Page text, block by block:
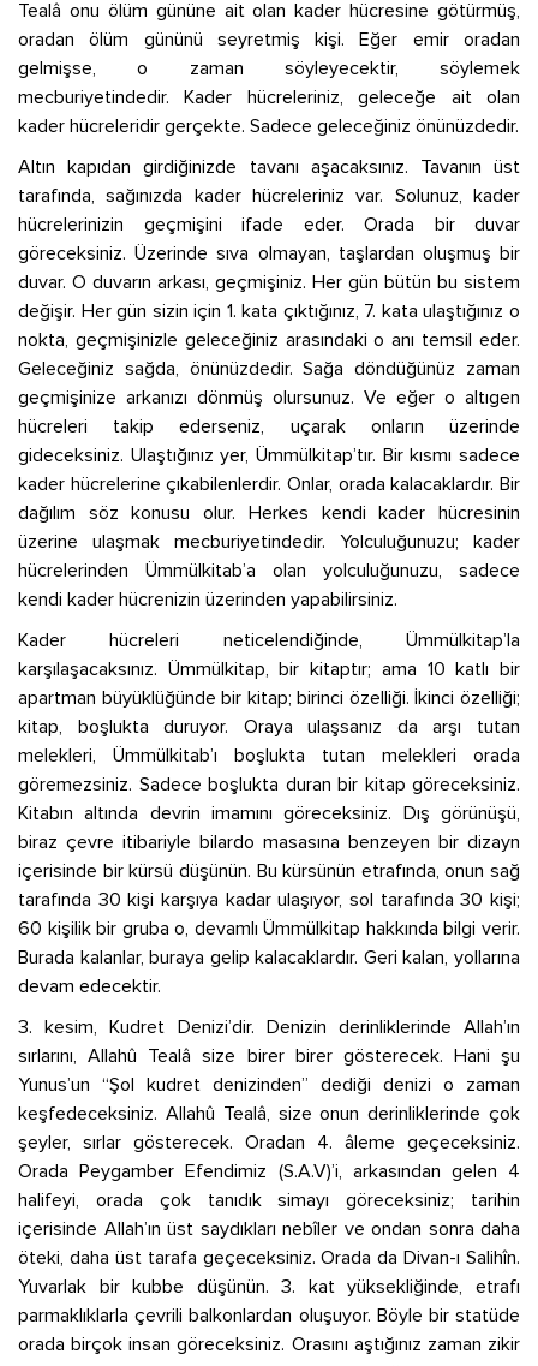
Tealâ onu ölüm gününe ait olan kader hücresine götürmüş,
oradan ölüm gününü seyretmiş kişi. Eğer emir oradan
gelmişse, o zaman söyleyecektir, söylemek
mecburiyetindedir. Kader hücreleriniz, geleceğe ait olan
kader hücreleridir gerçekte. Sadece geleceğiniz önünüzdedir.
Altın kapıdan girdiğinizde tavanı aşacaksınız. Tavanın üst
tarafında, sağınızda kader hücreleriniz var. Solunuz, kader
hücrelerinizin geçmişini ifade eder. Orada bir duvar
göreceksiniz. Üzerinde sıva olmayan, taşlardan oluşmuş bir
duvar. O duvarın arkası, geçmişiniz. Her gün bütün bu sistem
değişir. Her gün sizin için 1. kata çıktığınız, 7. kata ulaştığınız o
nokta, geçmişinizle geleceğiniz arasındaki o anı temsil eder.
Geleceğiniz sağda, önünüzdedir. Sağa döndüğünüz zaman
geçmişinize arkanızı dönmüş olursunuz. Ve eğer o altıgen
hücreleri takip ederseniz, uçarak onların üzerinde
gideceksiniz. Ulaştığınız yer, Ümmülkitap’tır. Bir kısmı sadece
kader hücrelerine çıkabilenlerdir. Onlar, orada kalacaklardır. Bir
dağılım söz konusu olur. Herkes kendi kader hücresinin
üzerine ulaşmak mecburiyetindedir. Yolculuğunuzu; kader
hücrelerinden Ümmülkitab’a olan yolculuğunuzu, sadece
kendi kader hücrenizin üzerinden yapabilirsiniz.
Kader hücreleri neticelendiğinde, Ümmülkitap’la
karşılaşacaksınız. Ümmülkitap, bir kitaptır; ama 10 katlı bir
apartman büyüklüğünde bir kitap; birinci özelliği. İkinci özelliği;
kitap, boşlukta duruyor. Oraya ulaşsanız da arşı tutan
melekleri, Ümmülkitab’ı boşlukta tutan melekleri orada
göremezsiniz. Sadece boşlukta duran bir kitap göreceksiniz.
Kitabın altında devrin imamını göreceksiniz. Dış görünüşü,
biraz çevre itibariyle bilardo masasına benzeyen bir dizayn
içerisinde bir kürsü düşünün. Bu kürsünün etrafında, onun sağ
tarafında 30 kişi karşıya kadar ulaşıyor, sol tarafında 30 kişi;
60 kişilik bir gruba o, devamlı Ümmülkitap hakkında bilgi verir.
Burada kalanlar, buraya gelip kalacaklardır. Geri kalan, yollarına
devam edecektir.
3. kesim, Kudret Denizi’dir. Denizin derinliklerinde Allah’ın
sırlarını, Allahû Tealâ size birer birer gösterecek. Hani şu
Yunus’un “Şol kudret denizinden” dediği denizi o zaman
keşfedeceksiniz. Allahû Tealâ, size onun derinliklerinde çok
şeyler, sırlar gösterecek. Oradan 4. âleme geçeceksiniz.
Orada Peygamber Efendimiz (S.A.V)’i, arkasından gelen 4
halifeyi, orada çok tanıdık simayı göreceksiniz; tarihin
içerisinde Allah’ın üst saydıkları nebîler ve ondan sonra daha
öteki, daha üst tarafa geçeceksiniz. Orada da Divan-ı Salihîn.
Yuvarlak bir kubbe düşünün. 3. kat yüksekliğinde, etrafı
parmaklıklarla çevrili balkonlardan oluşuyor. Böyle bir statüde
orada birçok insan göreceksiniz. Orasını aştığınız zaman zikir